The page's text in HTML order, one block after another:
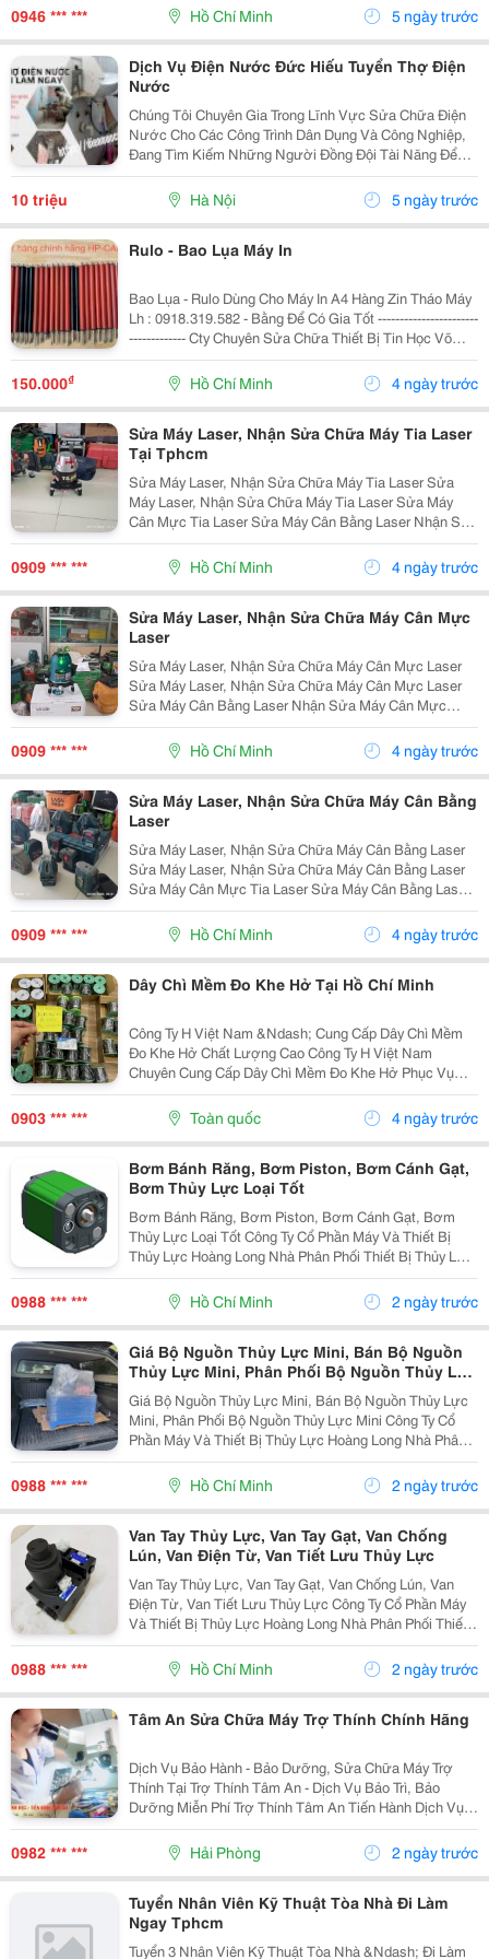
Hàng. ✔️ Hoạt Động Offline, Không Liên Kết Bên...
0946 *** *** Hồ Chí Minh 5 ngày trước
Dịch Vụ Điện Nước Đức Hiếu Tuyển Thợ Điện
Nước
Chúng Tôi Chuyên Gia Trong Lĩnh Vực Sửa Chữa Điện
Nước Cho Các Công Trình Dân Dụng Và Công Nghiệp,
Đang Tìm Kiếm Những Người Đồng Đội Tài Năng Để
Cùng Nhau Kiến Tạo Hoàn Thiện Cho Những Công Trình
Chất Lượng, An Toàn Và Bền Vững. Dịch Vụ Điện...
10 triệu Hà Nội 5 ngày trước
Rulo - Bao Lụa Máy In
Bao Lụa - Rulo Dùng Cho Máy In A4 Hàng Zin Tháo Máy
Lh : 0918.319.582 - Bằng Để Có Gia Tốt -----------------------
------------- Cty Chuyên Sửa Chữa Thiết Bị Tin Học Võ
Nguyễn Đc : 114/1 Tân Sơn Nhì, P.tân Sơn Nhì, Tp.hcm
150.000₫ Hồ Chí Minh 4 ngày trước
Sửa Máy Laser, Nhận Sửa Chữa Máy Tia Laser
Tại Tphcm
Sửa Máy Laser, Nhận Sửa Chữa Máy Tia Laser Sửa
Máy Laser, Nhận Sửa Chữa Máy Tia Laser Sửa Máy
Cân Mực Tia Laser Sửa Máy Cân Bằng Laser Nhận Sửa
Máy Cân Mực Laser Sửa Máy Laser, Sửa Máy Cân Mực
Laser Sửa Máy Laser Bosch Sửa Máy Cân...
0909 *** *** Hồ Chí Minh 4 ngày trước
Sửa Máy Laser, Nhận Sửa Chữa Máy Cân Mực
Laser
Sửa Máy Laser, Nhận Sửa Chữa Máy Cân Mực Laser
Sửa Máy Laser, Nhận Sửa Chữa Máy Cân Mực Laser
Sửa Máy Cân Bằng Laser Nhận Sửa Máy Cân Mực
Laser Sửa Máy Laser, Sửa Máy Cân Mực Laser Sửa
Máy Laser Bosch Sửa Máy Cân Mực Laser, Sửa Máy
Laser...
0909 *** *** Hồ Chí Minh 4 ngày trước
Sửa Máy Laser, Nhận Sửa Chữa Máy Cân Bằng
Laser
Sửa Máy Laser, Nhận Sửa Chữa Máy Cân Bằng Laser
Sửa Máy Laser, Nhận Sửa Chữa Máy Cân Bằng Laser
Sửa Máy Cân Mực Tia Laser Sửa Máy Cân Bằng Laser
Nhận Sửa Máy Cân Mực Laser Sửa Máy Laser, Sửa
Máy Cân Mực Laser Sửa Máy Laser Bosch Sửa...
0909 *** *** Hồ Chí Minh 4 ngày trước
Dây Chì Mềm Đo Khe Hở Tại Hồ Chí Minh
Công Ty H Việt Nam &Ndash; Cung Cấp Dây Chì Mềm
Đo Khe Hở Chất Lượng Cao Công Ty H Việt Nam
Chuyên Cung Cấp Dây Chì Mềm Đo Khe Hở Phục Vụ
Ngành Cơ Khí, Sửa Chữa Máy Móc, Đóng Tàu Và Công
Nghiệp Kỹ Thuật. Thông Tin Sản Phẩm: ✅ Dây Chì Mềm
Độ Tinh...
0903 *** *** Toàn quốc 4 ngày trước
Bơm Bánh Răng, Bơm Piston, Bơm Cánh Gạt,
Bơm Thủy Lực Loại Tốt
Bơm Bánh Răng, Bơm Piston, Bơm Cánh Gạt, Bơm
Thủy Lực Loại Tốt Công Ty Cổ Phần Máy Và Thiết Bị
Thủy Lực Hoàng Long Nhà Phân Phối Thiết Bị Thủy Lực
- Khí Nén Và Máy Móc Tự Động Hóa. Tư Vấn, Sửa
Chữa, Thi Công, Thiết Kế Hệ Thống Thủy Lực Nhanh
Thủy Lực...
0988 *** *** Hồ Chí Minh 2 ngày trước
Giá Bộ Nguồn Thủy Lực Mini, Bán Bộ Nguồn
Thủy Lực Mini, Phân Phối Bộ Nguồn Thủy Lực
Mini
Giá Bộ Nguồn Thủy Lực Mini, Bán Bộ Nguồn Thủy Lực
Mini, Phân Phối Bộ Nguồn Thủy Lực Mini Công Ty Cổ
Phần Máy Và Thiết Bị Thủy Lực Hoàng Long Nhà Phân
Phối Thiết Bị Thủy Lực - Khí Nén Và Máy Móc Tự Động
Hóa. Tư Vấn, Sửa Chữa, Thi Công, Thiết Kế Hệ...
0988 *** *** Hồ Chí Minh 2 ngày trước
Van Tay Thủy Lực, Van Tay Gạt, Van Chống
Lún, Van Điện Từ, Van Tiết Lưu Thủy Lực
Van Tay Thủy Lực, Van Tay Gạt, Van Chống Lún, Van
Điện Từ, Van Tiết Lưu Thủy Lực Công Ty Cổ Phần Máy
Và Thiết Bị Thủy Lực Hoàng Long Nhà Phân Phối Thiết
Bị Thủy Lực - Khí Nén Và Máy Móc Tự Động Hóa. Tư
Vấn, Sửa Chữa, Thi Công, Thiết Kế Hệ Thống Thủy...
0988 *** *** Hồ Chí Minh 2 ngày trước
Tâm An Sửa Chữa Máy Trợ Thính Chính Hãng
Dịch Vụ Bảo Hành - Bảo Dưỡng, Sửa Chữa Máy Trợ
Thính Tại Trợ Thính Tâm An - Dịch Vụ Bảo Trì, Bảo
Dưỡng Miễn Phí Trợ Thính Tâm An Tiến Hành Dịch Vụ
Bảo Dưỡng, Vệ Sinh Sấy Khô Máy Trợ Thính Định Kì 3
Tháng/1 Lần Đối Với Tất Cả Các Thiêt Bị Trợ...
0982 *** *** Hải Phòng 2 ngày trước
Tuyển Nhân Viên Kỹ Thuật Tòa Nhà Đi Làm
Ngay Tphcm
Tuyển 3 Nhân Viên Kỹ Thuật Tòa Nhà &Ndash; Đi Làm